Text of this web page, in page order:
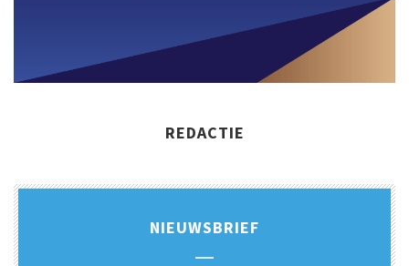
REDACTIE
NIEUWSBRIEF